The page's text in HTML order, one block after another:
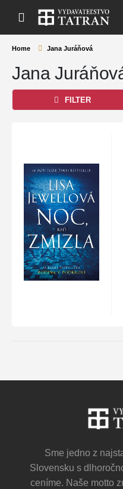
Home Jana Juráňová
Jana
FILTER
Sme jedno z
Slovensku s
ceníme. Naše motto